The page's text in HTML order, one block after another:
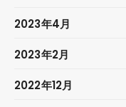
2023年4月
2023年2月
2022年12月